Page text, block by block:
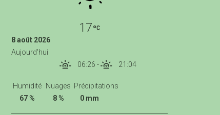
17
8 août 2026
Aujourd'hui
06:26 - 21:04
Humidité
67 %
Nuages
8 %
Précipitations
0 mm